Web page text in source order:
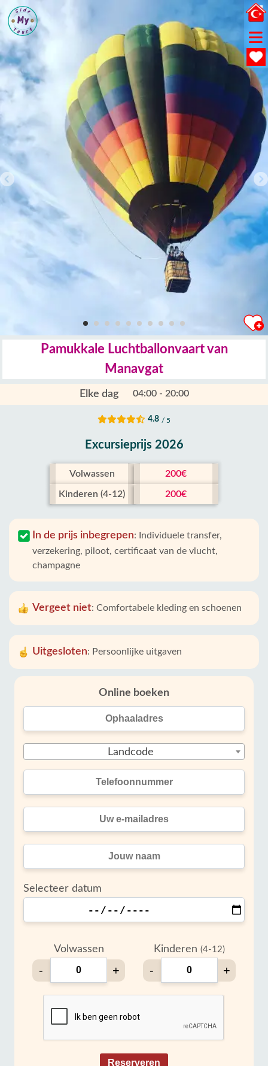
Pamukkale Luchtballonvaart van
Manavgat
Elke dag 04:00 - 20:00
4.8 / 5
Excursieprijs 2026
Volwassen 200€
Kinderen (4-12) 200€
In de prijs inbegrepen:
Individuele transfer,
verzekering, piloot, certificaat van de vlucht,
champagne
Vergeet niet: Comfortabele kleding en schoenen
Uitgesloten: Persoonlijke uitgaven
Online boeken
Landcode
Selecteer datum
Volwassen
- +
Kinderen (4-12)
- +
Reserveren